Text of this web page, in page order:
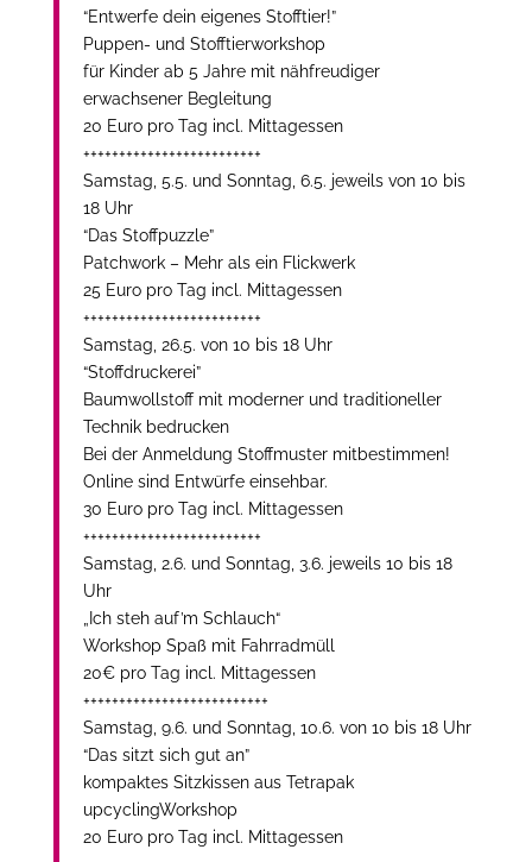
“Entwerfe dein eigenes Stofftier!”
Puppen- und Stofftierworkshop
für Kinder ab 5 Jahre mit nähfreudiger
erwachsener Begleitung
20 Euro pro Tag incl. Mittagessen
+++++++++++++++++++++++++
Samstag, 5.5. und Sonntag, 6.5. jeweils von 10 bis
18 Uhr
“Das Stoffpuzzle”
Patchwork – Mehr als ein Flickwerk
25 Euro pro Tag incl. Mittagessen
+++++++++++++++++++++++++
Samstag, 26.5. von 10 bis 18 Uhr
“Stoffdruckerei”
Baumwollstoff mit moderner und traditioneller
Technik bedrucken
Bei der Anmeldung Stoffmuster mitbestimmen!
Online sind Entwürfe einsehbar.
30 Euro pro Tag incl. Mittagessen
+++++++++++++++++++++++++
Samstag, 2.6. und Sonntag, 3.6. jeweils 10 bis 18
Uhr
„Ich steh auf’m Schlauch“
Workshop Spaß mit Fahrradmüll
20€ pro Tag incl. Mittagessen
++++++++++++++++++++++++++
Samstag, 9.6. und Sonntag, 10.6. von 10 bis 18 Uhr
“Das sitzt sich gut an”
kompaktes Sitzkissen aus Tetrapak
upcyclingWorkshop
20 Euro pro Tag incl. Mittagessen